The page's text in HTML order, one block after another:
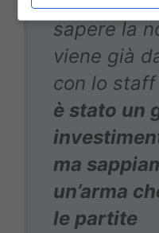
sapere la
viene già
con lo
è stato un
ma
un’arma
le partite